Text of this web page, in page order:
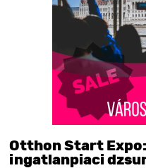
Otthon Start
ingatlanpiaci